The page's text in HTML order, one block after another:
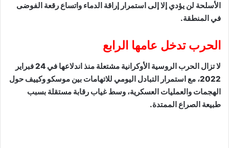
الأسلحة لن يؤدي إلا إلى استمرار إراقة الدماء واتساع رقعة الفوضى
في المنطقة.
الحرب تدخل عامها الرابع
لا تزال الحرب الروسية الأوكرانية مشتعلة منذ اندلاعها في 24 فبراير
2022، مع استمرار التبادل اليومي للاتهامات بين موسكو وكييف حول
الهجمات والعمليات العسكرية، وسط غياب رقابة مستقلة بسبب
طبيعة الصراع الممتدة.